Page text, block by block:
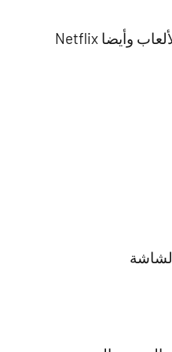
لاسيما الاستمتاع بالمحتوى تجاوز الاستمتاع بالقنوات التلفزيونية مثل القنوات الرياضية والألعاب وأيضا Netflix